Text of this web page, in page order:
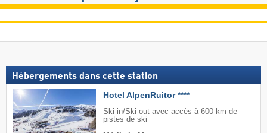
Hébergements dans cette station
Hotel AlpenRuitor ****
Ski-in/Ski-out avec accès à 600 km de
pistes de ski